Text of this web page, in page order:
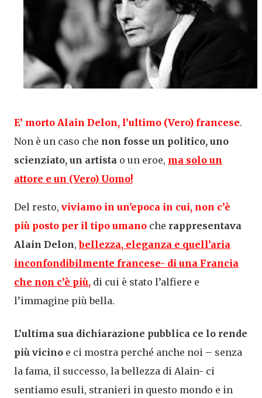
E’ morto Alain Delon, l’ultimo (Vero) francese.
Non è un caso che non fosse un politico, uno
scienziato, un artista o un eroe, ma solo un
attore e un (Vero) Uomo!
Del resto, viviamo in un'epoca in cui, non c’è
più posto per il tipo umano che rappresentava
Alain Delon,bellezza, eleganza e quell’aria
inconfondibilmente francese- di una Francia
che non c’è più, di cui è stato l’alfiere e
l’immagine più bella.
L’ultima sua dichiarazione pubblica ce lo rende
più vicino e ci mostra perché anche noi – senza
la fama, il successo, la bellezza di Alain- ci
sentiamo esuli, stranieri in questo mondo e in